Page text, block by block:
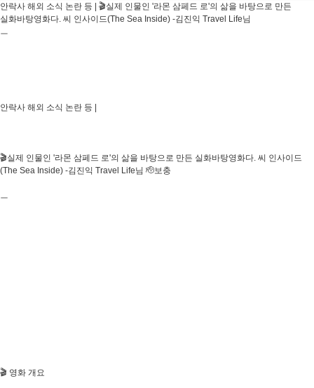
안락사 해외 소식 논란 등 | 🎬실제 인물인 '라몬 삼페드 로'의 삶을 바탕으로 만든
실화바탕영화다. 씨 인사이드(The Sea Inside) -김진익 Travel Life님
ㅡ
안락사 해외 소식 논란 등 |
🎬실제 인물인 '라몬 삼페드 로'의 삶을 바탕으로 만든 실화바탕영화다. 씨 인사이드
(The Sea Inside) -김진익 Travel Life님 🫡보충
ㅡ
🎬 영화 개요